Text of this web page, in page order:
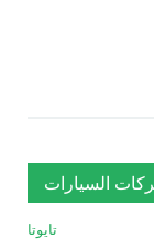
السيارات
تايوتا